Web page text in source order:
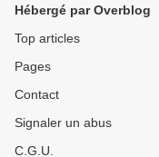
Hébergé par Overblog
Top articles
Pages
Contact
Signaler un abus
C.G.U.